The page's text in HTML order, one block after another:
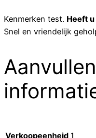
Kenmerken test. Heeft
Snel en vriendelijk
Verkoopeenheid 1